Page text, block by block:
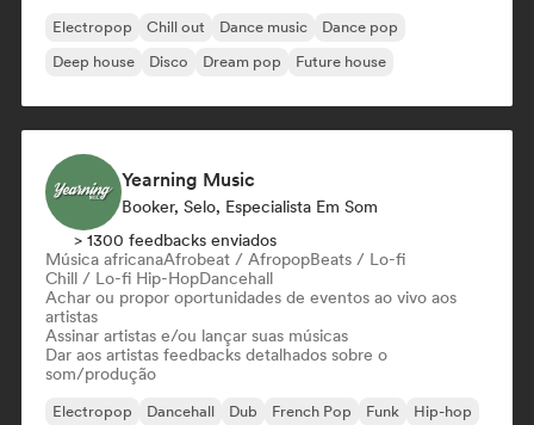
Electropop Chill out Dance music
Dance pop
Deep house
Disco Dream pop Future house
Yearning Music
Booker, Selo, Especialista Em Som
> 1300 feedbacks enviados
Música africanaAfrobeat / AfropopBeats / Lo-fi
Chill / Lo-fi Hip-HopDancehall
Achar ou propor oportunidades de eventos ao vivo aos
artistas
Assinar artistas e/ou lançar suas músicas
Dar aos artistas feedbacks detalhados sobre o
som/produção
Electropop Dancehall Dub French Pop Funk
Hip-hop